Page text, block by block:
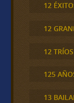
12
12
12
125
13